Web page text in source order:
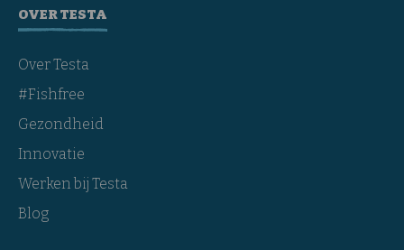
OVER TESTA
Over Testa
#Fishfree
Gezondheid
Innovatie
Werken bij Testa
Blog